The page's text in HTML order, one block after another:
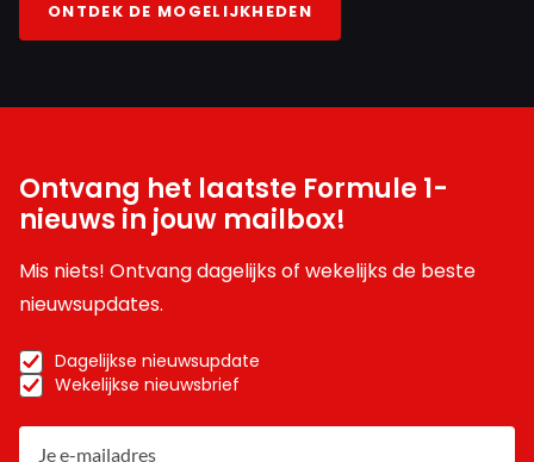
ONTDEK DE MOGELIJKHEDEN
Ontvang het laatste Formule 1-
nieuws in jouw mailbox!
Mis niets! Ontvang dagelijks of wekelijks de beste
nieuwsupdates.
Dagelijkse nieuwsupdate
Wekelijkse nieuwsbrief